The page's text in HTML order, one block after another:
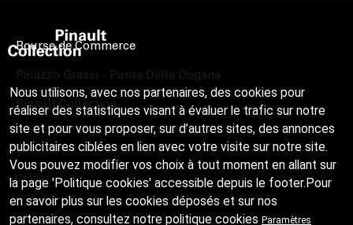
Bourse de Commerce
Palazzo Grassi - Punta Della Dogana
Pinault Collection
Crédits
Nous utilisons, avec nos partenaires, des cookies pour
réaliser des statistiques visant à évaluer le trafic sur notre
site et pour vous proposer, sur d’autres sites, des annonces
publicitaires ciblées en lien avec votre visite sur notre site.
Vous pouvez modifier vos choix à tout moment en allant sur
la page 'Politique cookies' accessible depuis le footer.Pour
en savoir plus sur les cookies déposés et sur nos
partenaires, consultez notre politique cookies Paramètres